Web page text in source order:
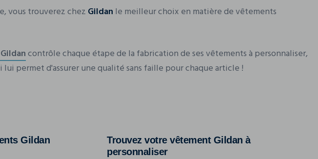
vous trouverez chez Gildan le meilleur choix en matière de vêtements
contrôle chaque étape de la fabrication de ses vêtements à personnaliser,
permet d'assurer une qualité sans faille pour chaque article !
Gildan
Trouvez votre vêtement Gildan à
personnaliser